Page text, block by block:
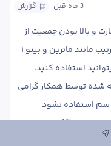
گزارش 3 ماه قبل
سموم فوق باید نفت روز از زمان سمپاشی تا برداشت بگذرد تا بتوان